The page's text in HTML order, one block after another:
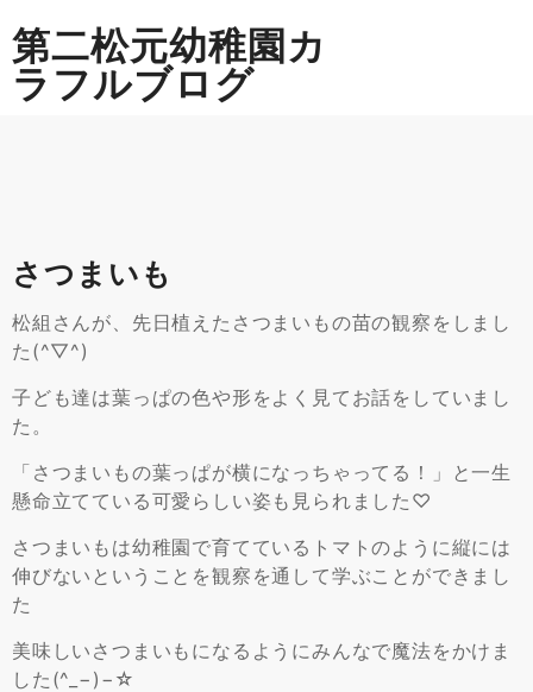
to
content
第二松元幼稚園カ
ラフルブログ
さつまいも
松組さんが、先日植えたさつまいもの苗の観察をしまし
た(^▽^)
子ども達は葉っぱの色や形をよく見てお話をしていまし
た。
「さつまいもの葉っぱが横になっちゃってる！」と一生
懸命立てている可愛らしい姿も見られました♡
さつまいもは幼稚園で育てているトマトのように縦には
伸びないということを観察を通して学ぶことができまし
た
美味しいさつまいもになるようにみんなで魔法をかけま
した(^_−)−☆